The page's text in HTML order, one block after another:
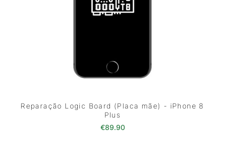
Reparação Logic Board (Placa mãe) - iPhone 8
Plus
€89.90